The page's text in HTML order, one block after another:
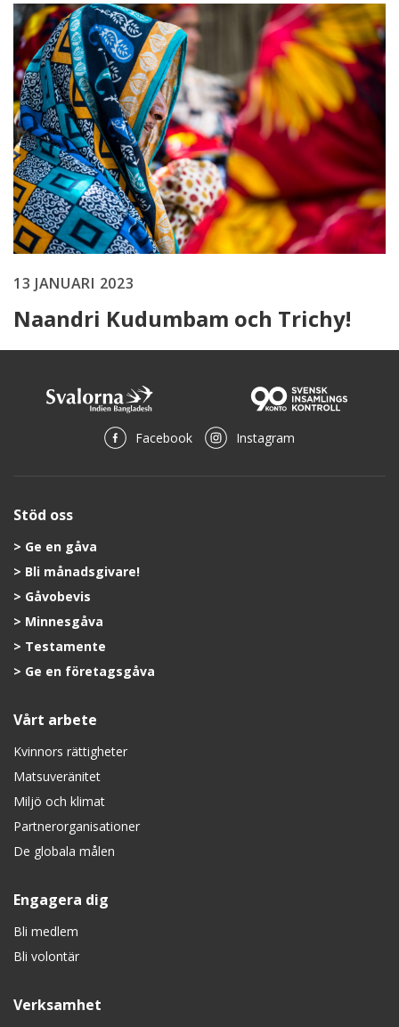
13 JANUARI 2023
Naandri Kudumbam och Trichy!
Facebook Instagram
Stöd oss
Ge en gåva
Bli månadsgivare!
Gåvobevis
Minnesgåva
Testamente
Ge en företagsgåva
Vårt arbete
Kvinnors rättigheter
Matsuveränitet
Miljö och klimat
Partnerorganisationer
De globala målen
Engagera dig
Bli medlem
Bli volontär
Verksamhet